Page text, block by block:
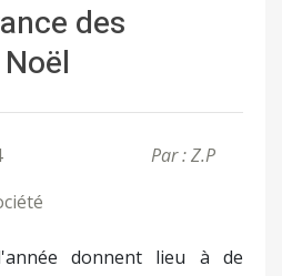
des
Par : Z.P
donnent lieu à de